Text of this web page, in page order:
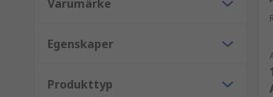
Magnetiserare
Används för att magnetisera och
magnetfält, så magnetiserare hjälper till
Varumärke
Egenskaper
Produkttyp